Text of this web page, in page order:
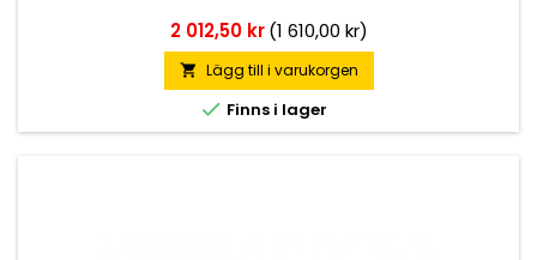
Pris
2 012,50 kr (1 610,00 kr)
 Lägg till i varukorgen
 Finns i lager